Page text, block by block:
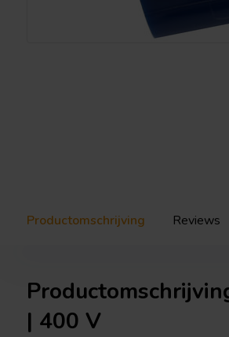
Productomschrijving Reviews
| 400 V